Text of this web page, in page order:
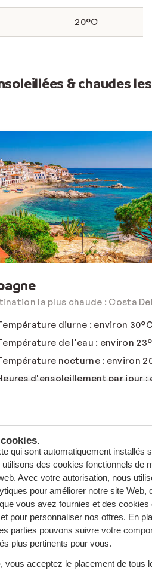
qui sont automatiquement installés
des cookies fonctionnels de
Avec votre autorisation, nous
pour améliorer notre site Web,
vous avez fournies et des
pour personnaliser nos offres. En
parties pouvons suivre votre
plus pertinents pour vous.
vous acceptez le placement de tous
20°C
& chaudes
la plus chaude : Costa
diurne : environ
de l'eau : environ
nocturne : environ
d'ensoleillement par jour :
Découvrez l'Espagne
et d'où voulez-vous
Partir en juillet
Partir en août